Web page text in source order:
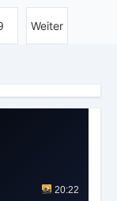
Weiter
20:22